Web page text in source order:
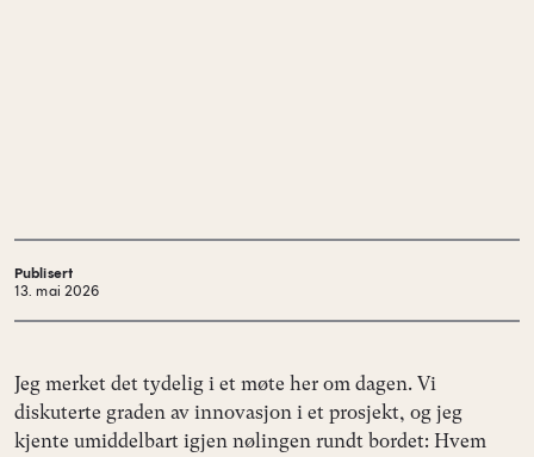
Publisert
13. mai 2026
Jeg merket det tydelig i et møte her om dagen. Vi
diskuterte graden av innovasjon i et prosjekt, og jeg
kjente umiddelbart igjen nølingen rundt bordet: Hvem